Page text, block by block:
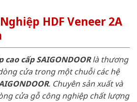
HDF Veneer 2A
cao cấp SAIGONDOORlà thương
cửa trong một chuỗi các hệ
. Chuyên sản xuất và
cửa gỗ công nghiệp chất lượng